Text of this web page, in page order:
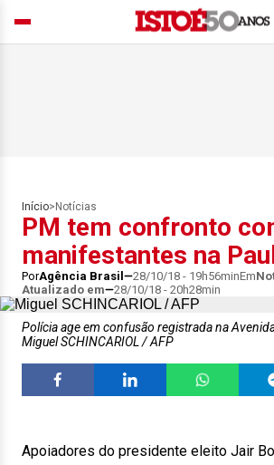
Início> Notícias
PM tem confronto
manifestantes na
PorAgência Brasil 28/10/18 - 19h56minEm
Atualizado em
28/10/18 - 20h28min
Polícia age em confusão registrada na
Miguel SCHINCARIOL / AFP
Apoiadores do presidente eleito Jair